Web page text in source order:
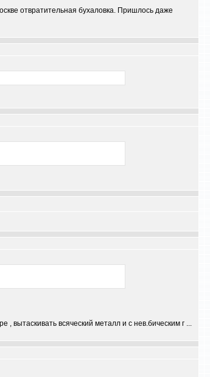
отвратительная бухаловка. Пришлось даже
, вытаскивать всяческий металл и с нев.бическим г ...